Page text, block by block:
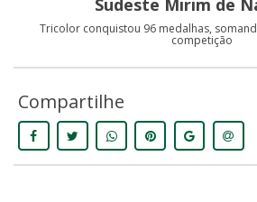
Sudeste Mirim de
Tricolor conquistou 96 medalhas,
competição
Compartilhe